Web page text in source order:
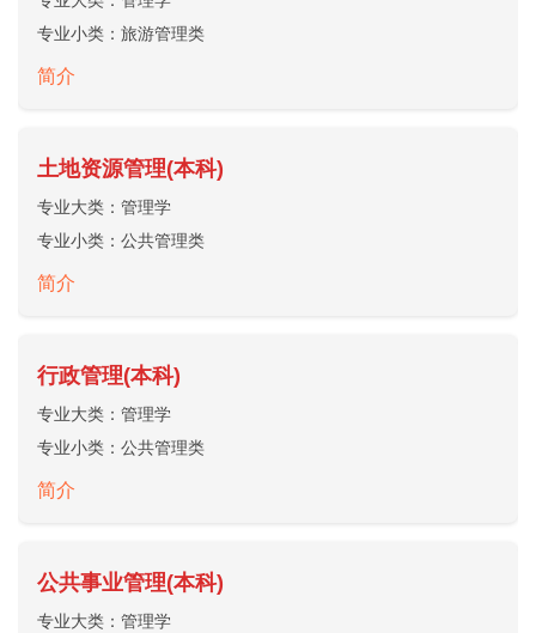
专业小类： 旅游管理类
简介
土地资源管理(本科)
专业大类： 管理学
专业小类： 公共管理类
简介
行政管理(本科)
专业大类： 管理学
专业小类： 公共管理类
简介
公共事业管理(本科)
专业大类： 管理学